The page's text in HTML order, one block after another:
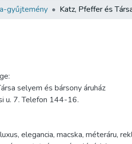
gyűjtemény Katz, Pfeffer és
selyem és bársony áruház
u. 7. Telefon 144-16.
luxus, elegancia, macska, méteráru,